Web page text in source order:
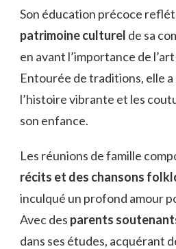
Son éducation précoce
patrimoine culturel de sa
en avant l’importance de
Entourée de traditions, elle
l’histoire vibrante et les
son enfance.
Les réunions de famille
récits et des chansons
inculqué un profond amour
Avec des parents
dans ses études, acquérant